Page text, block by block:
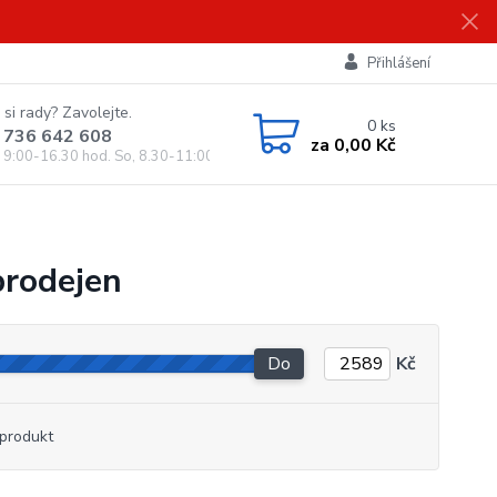
Přihlášení
rady? Zavolejte.
642 608
9:00-16.30 hod. So, 8.30-11:00 hod.)
0ks
za 0,00 Kč
Do Kč